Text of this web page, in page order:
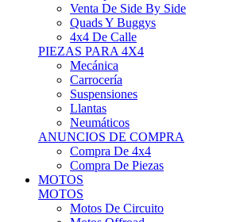
Venta De Side By Side
Quads Y Buggys
4x4 De Calle
PIEZAS PARA 4X4
Mecánica
Carrocería
Suspensiones
Llantas
Neumáticos
ANUNCIOS DE COMPRA
Compra De 4x4
Compra De Piezas
MOTOS
MOTOS
Motos De Circuito